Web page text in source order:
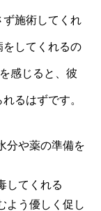
ず施術してくれ
をしてくれるの
感じると、彼
るはずです。
分や薬の準備を
してくれる
よう優しく促し